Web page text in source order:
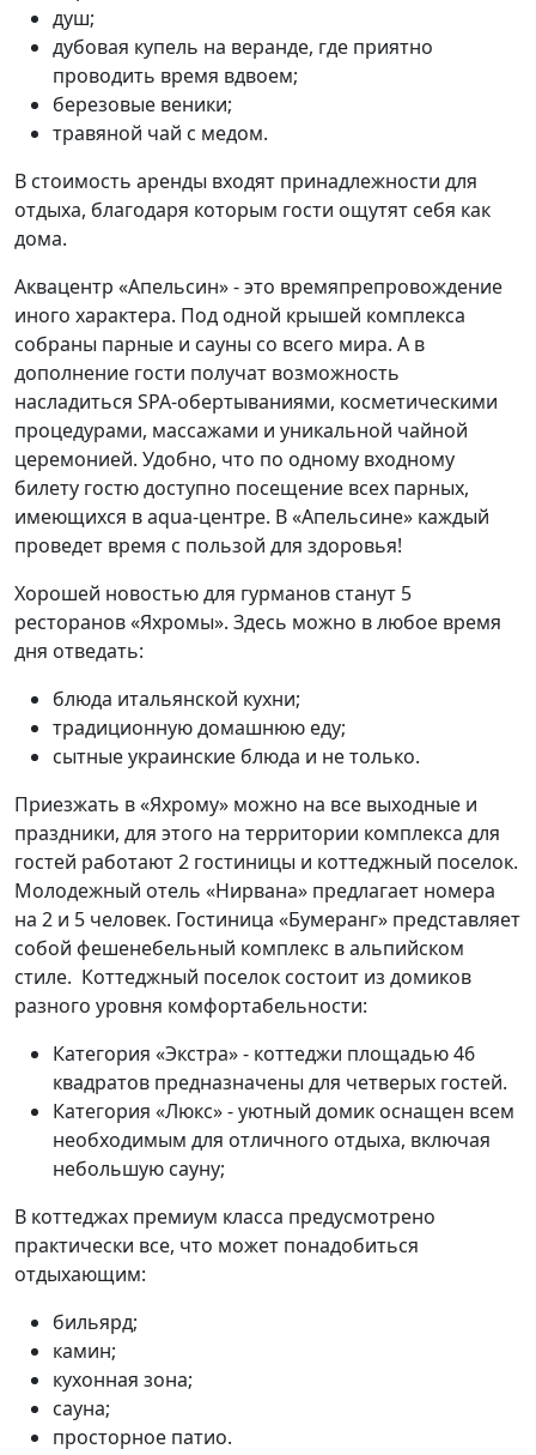
душ;
дубовая купель на веранде, где приятно
проводить время вдвоем;
березовые веники;
травяной чай с медом.
В стоимость аренды входят принадлежности для
отдыха, благодаря которым гости ощутят себя как
дома.
Аквацентр «Апельсин» - это времяпрепровождение
иного характера. Под одной крышей комплекса
собраны парные и сауны со всего мира. А в
дополнение гости получат возможность
насладиться SPA-обертываниями, косметическими
процедурами, массажами и уникальной чайной
церемонией. Удобно, что по одному входному
билету гостю доступно посещение всех парных,
имеющихся в aqua-центре. В «Апельсине» каждый
проведет время с пользой для здоровья!
Хорошей новостью для гурманов станут 5
ресторанов «Яхромы». Здесь можно в любое время
дня отведать:
блюда итальянской кухни;
традиционную домашнюю еду;
сытные украинские блюда и не только.
Приезжать в «Яхрому» можно на все выходные и
праздники, для этого на территории комплекса для
гостей работают 2 гостиницы и коттеджный поселок.
Молодежный отель «Нирвана» предлагает номера
на 2 и 5 человек. Гостиница «Бумеранг» представляет
собой фешенебельный комплекс в альпийском
стиле. Коттеджный поселок состоит из домиков
разного уровня комфортабельности:
Категория «Экстра» - коттеджи площадью 46
квадратов предназначены для четверых гостей.
Категория «Люкс» - уютный домик оснащен всем
необходимым для отличного отдыха, включая
небольшую сауну;
В коттеджах премиум класса предусмотрено
практически все, что может понадобиться
отдыхающим:
бильярд;
камин;
кухонная зона;
сауна;
просторное патио.